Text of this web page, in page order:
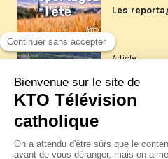
Les
Article
La visite
XIV à
jeudi 6 août
Le pape
Pérou du 6